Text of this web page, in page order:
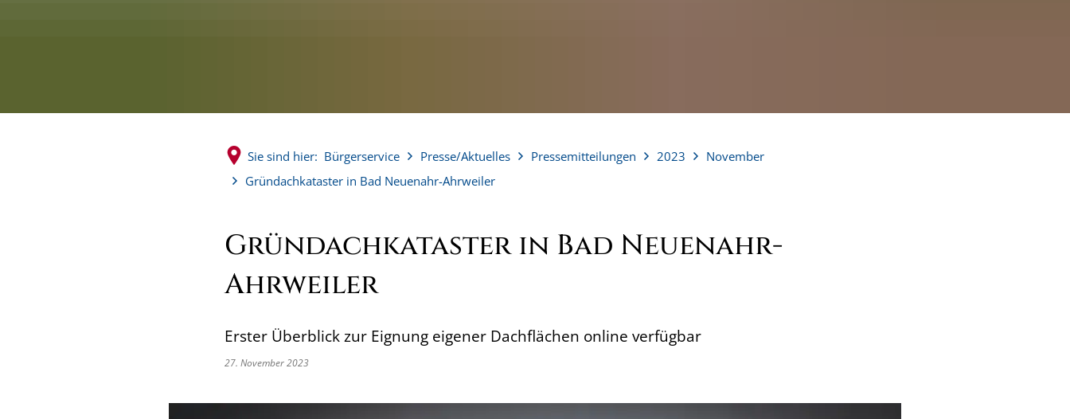
Sie sind hier: Bürgerservice Presse/Aktuelles Pressemitteilungen 2023
November
Gründachkataster in Bad Neuenahr-Ahrweiler
Gründachkataster in Bad Neuenahr-
Ahrweiler
Erster Überblick zur Eignung eigener Dachflächen online verfügbar
27. November 2023